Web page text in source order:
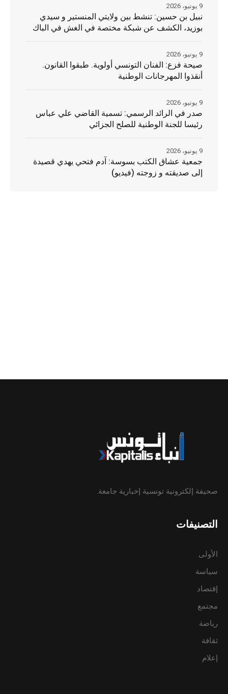
نبيل بن حسين: تنشط بين ولايتي المنستير و سيدي
بوزيد، الكشف عن شبكة مختصة في الغش في الباك
9 يونيو، 2026
صيحة فزع: الفنان التونسي أولوية. طبقوا القانون.
أنقذوا المهرجانات الوطنية
9 يونيو، 2026
صدر في الرائد الرسمي: تسمية القاضي علي عباس
رئيسا للجنة الوطنية للصلح الجزائي
9 يونيو، 2026
جمعية عشاق الكتب بسوسة: آدم فتحي يهدي قصيدة
إلى صديقته و زوجته (فيديو)
9 يونيو، 2026
صحيفة إلكترونية تونسية إخبارية جامعة.
التصنيفات
الأولى
سياسة
إقتصاد
مجتمع
رياضة
ثقافة
إعلام